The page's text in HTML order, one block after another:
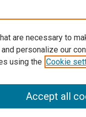
are necessary to
personalize our
using the Cookie
Accept all